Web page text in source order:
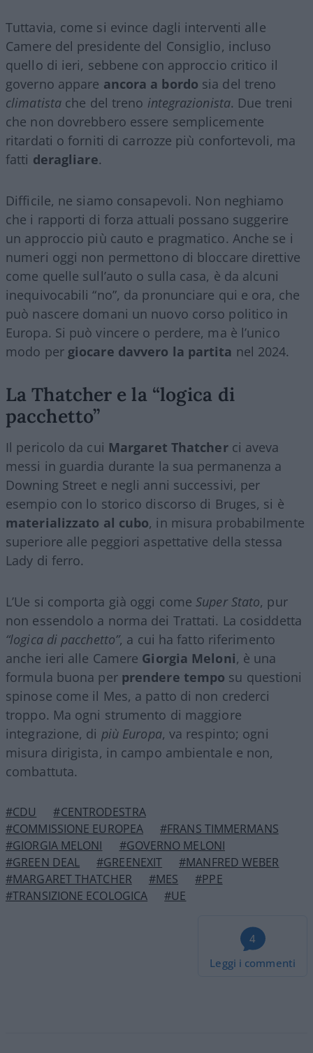
Tuttavia, come si evince dagli interventi alle
Camere del presidente del Consiglio, incluso
quello di ieri, sebbene con approccio critico il
governo appare ancora a bordo sia del treno
climatista che del treno integrazionista. Due treni
che non dovrebbero essere semplicemente
ritardati o forniti di carrozze più confortevoli, ma
fatti deragliare.
Difficile, ne siamo consapevoli. Non neghiamo
che i rapporti di forza attuali possano suggerire
un approccio più cauto e pragmatico. Anche se i
numeri oggi non permettono di bloccare direttive
come quelle sull’auto o sulla casa, è da alcuni
inequivocabili “no”, da pronunciare qui e ora, che
può nascere domani un nuovo corso politico in
Europa. Si può vincere o perdere, ma è l’unico
modo per giocare davvero la partita nel 2024.
La Thatcher e la “logica di
pacchetto”
Il pericolo da cui Margaret Thatcherci aveva
messi in guardia durante la sua permanenza a
Downing Street e negli anni successivi, per
esempio con lo storico discorso di Bruges, si è
materializzato al cubo, in misura probabilmente
superiore alle peggiori aspettative della stessa
Lady di ferro.
L’Ue si comporta già oggi comeSuper Stato, pur
non essendolo a norma dei Trattati. La cosiddetta
“logica di pacchetto”, a cui ha fatto riferimento
anche ieri alle Camere Giorgia Meloni, è una
formula buona per prendere tempo su questioni
spinose come il Mes, a patto di non crederci
troppo. Ma ogni strumento di maggiore
integrazione, di più Europa, va respinto; ogni
misura dirigista, in campo ambientale e non,
combattuta.
#CDU
#CENTRODESTRA
#COMMISSIONE EUROPEA
#FRANS TIMMERMANS
#GIORGIA MELONI
#GOVERNO MELONI
#GREEN DEAL
#GREENEXIT
#MANFRED WEBER
#MARGARET THATCHER
#MES
#PPE
#TRANSIZIONE ECOLOGICA
#UE
4
Leggi i commenti